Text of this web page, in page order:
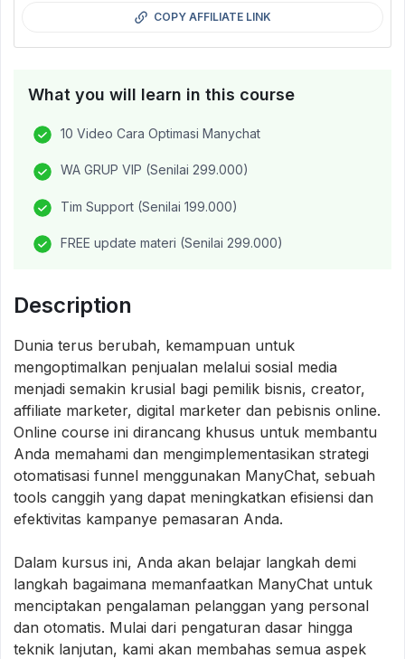
COPY AFFILIATE LINK
What you will learn in this course
10 Video Cara Optimasi Manychat
WA GRUP VIP (Senilai 299.000)
Tim Support (Senilai 199.000)
FREE update materi (Senilai 299.000)
Description
Dunia terus berubah, kemampuan untuk
mengoptimalkan penjualan melalui sosial media
menjadi semakin krusial bagi pemilik bisnis, creator,
affiliate marketer, digital marketer dan pebisnis online.
Online course ini dirancang khusus untuk membantu
Anda memahami dan mengimplementasikan strategi
otomatisasi funnel menggunakan ManyChat, sebuah
tools canggih yang dapat meningkatkan efisiensi dan
efektivitas kampanye pemasaran Anda.
Dalam kursus ini, Anda akan belajar langkah demi
langkah bagaimana memanfaatkan ManyChat untuk
menciptakan pengalaman pelanggan yang personal
dan otomatis. Mulai dari pengaturan dasar hingga
teknik lanjutan, kami akan membahas semua aspek